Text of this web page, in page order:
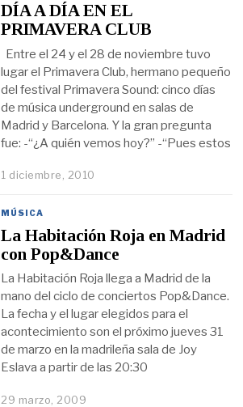
DÍA A DÍA EN EL
PRIMAVERA CLUB
Entre el 24 y el 28 de noviembre tuvo
lugar el Primavera Club, hermano pequeño
del festival Primavera Sound: cinco días
de música underground en salas de
Madrid y Barcelona. Y la gran pregunta
fue: -“¿A quién vemos hoy?” -“Pues estos
1 diciembre, 2010
MÚSICA
La Habitación Roja en Madrid
con Pop&Dance
La Habitación Roja llega a Madrid de la
mano del ciclo de conciertos Pop&Dance.
La fecha y el lugar elegidos para el
acontecimiento son el próximo jueves 31
de marzo en la madrileña sala de Joy
Eslava a partir de las 20:30
29 marzo, 2009